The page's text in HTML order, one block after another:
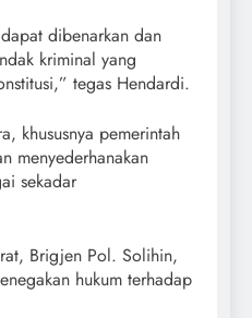
dibenarkan dan
kriminal yang
tegas Hendardi.
khususnya pemerintah
menyederhanakan
sekadar
Brigjen Pol. Solihin,
hukum terhadap